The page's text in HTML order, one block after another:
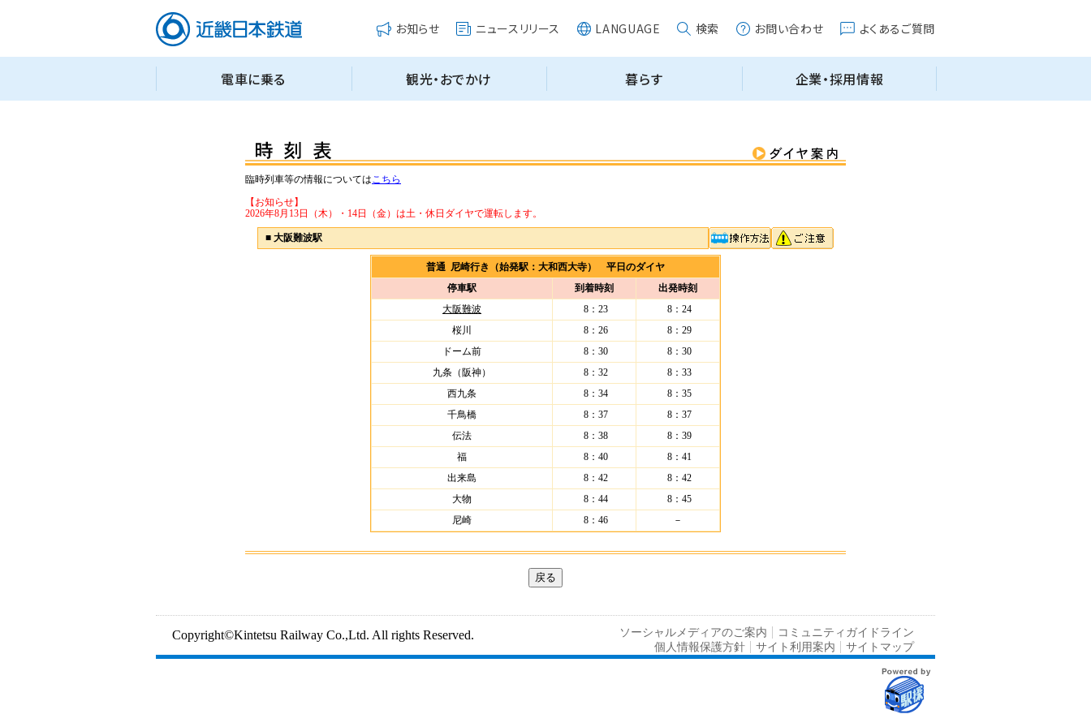
臨時列車等の情報についてはこちら
【お知らせ】
2026年8月13日（木）・14日（金）は土・休日ダイヤで運転します。
■ 大阪難波駅
普通 尼崎行き（始発駅：大和西大寺） 平日のダイヤ
停車駅
到着時刻
出発時刻
大阪難波
8：23
8：24
桜川
8：26
8：29
ドーム前
8：30
8：30
九条（阪神）
8：32
8：33
西九条
8：34
8：35
千鳥橋
8：37
8：37
伝法
8：38
8：39
福
8：40
8：41
出来島
8：42
8：42
大物
8：44
8：45
尼崎
8：46 －